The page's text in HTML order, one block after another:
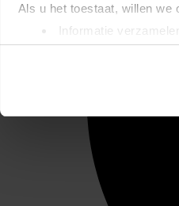
Als u het toestaat, willen we
Informatie
Uw apparaat
Lees meer over hoe uw
We gebruiken cookies om
websiteverkeer te
media, adverteren en
verstrekt of die ze hebben